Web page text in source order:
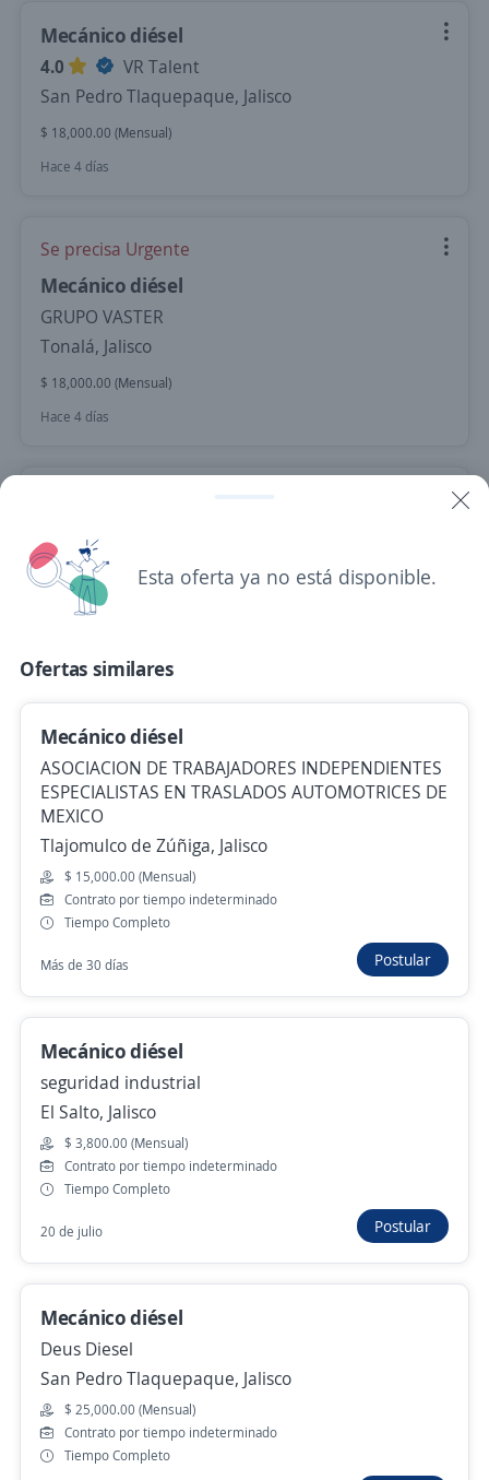
Mecánico diésel
4.0
VR Talent
San Pedro Tlaquepaque, Jalisco
$ 18,000.00 (Mensual)
Hace 4 días
Se precisa Urgente
Mecánico diésel
GRUPO VASTER
Tonalá, Jalisco
$ 18,000.00 (Mensual)
Hace 4 días
San Pedro Tlaquepaque, Jalisco
Hace 5 días
Se precisa Urgente
Mecánico Diesel tipo A
Staffbridge Group
Guadalajara, Jalisco
$ 20,000.00 (Mensual)
Hace 5 días
Se precisa Urgente
Mecánico Diesel Tipo B
Staffbridge Group
Guadalajara, Jalisco
$ 18,000.00 (Mensual)
Hace 5 días
Se precisa Urgente Empleo destacado
Staffbridge Group
$ 20,000.00 (Mensual)
Hace 5 días
Anterior
Esta oferta ya no está disponible.
Ofertas similares
Mecánico diésel
ASOCIACION DE TRABAJADORES INDEPENDIENTES
ESPECIALISTAS EN TRASLADOS AUTOMOTRICES DE
MEXICO
Tlajomulco de Zúñiga, Jalisco
$ 15,000.00 (Mensual)
Contrato por tiempo indeterminado
Tiempo Completo
Más de 30 días Postular
Mecánico diésel
seguridad industrial
El Salto, Jalisco
$ 3,800.00 (Mensual)
Contrato por tiempo indeterminado
Tiempo Completo
20 de julio Postular
Mecánico diésel
Deus Diesel
San Pedro Tlaquepaque, Jalisco
$ 25,000.00 (Mensual)
Contrato por tiempo indeterminado
Tiempo Completo